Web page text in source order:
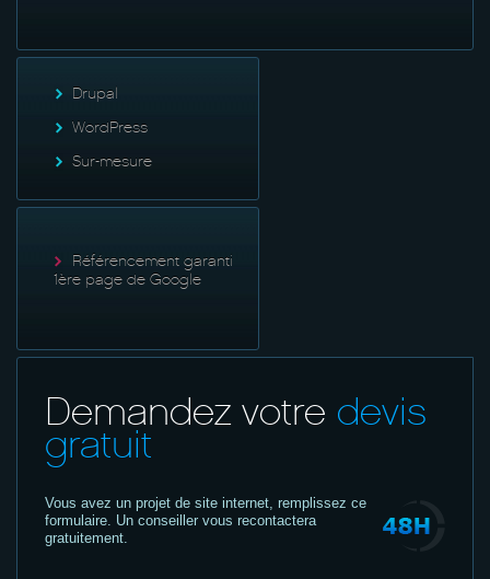
Drupal
WordPress
Sur-mesure
Référencement garanti
1ère page de Google
Demandez votre devis
gratuit
Vous avez un projet de site internet, remplissez ce
formulaire. Un conseiller vous recontactera
gratuitement.